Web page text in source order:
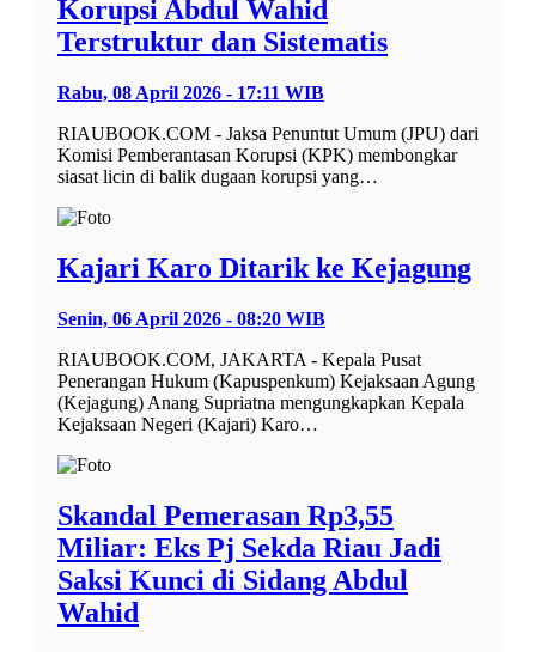
Korupsi Abdul Wahid
Terstruktur dan Sistematis
Rabu, 08 April 2026 - 17:11 WIB
RIAUBOOK.COM - Jaksa Penuntut Umum (JPU) dari
Komisi Pemberantasan Korupsi (KPK) membongkar
siasat licin di balik dugaan korupsi yang…
Kajari Karo Ditarik ke Kejagung
Senin, 06 April 2026 - 08:20 WIB
RIAUBOOK.COM, JAKARTA - Kepala Pusat
Penerangan Hukum (Kapuspenkum) Kejaksaan Agung
(Kejagung) Anang Supriatna mengungkapkan Kepala
Kejaksaan Negeri (Kajari) Karo…
Skandal Pemerasan Rp3,55
Miliar: Eks Pj Sekda Riau Jadi
Saksi Kunci di Sidang Abdul
Wahid